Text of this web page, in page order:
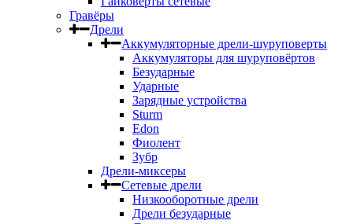
Гравёры
Дрели
Аккумуляторные дрели-шуруповерты
Аккумуляторы для шуруповёртов
Безударные
Ударные
Зарядные устройства
Sturm
Edon
Фиолент
Зубр
Дрели-миксеры
Сетевые дрели
Низкооборотные дрели
Дрели безударные